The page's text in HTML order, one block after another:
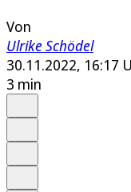
Von
Ulrike Schödel
30.11.2022, 16:17
3 min